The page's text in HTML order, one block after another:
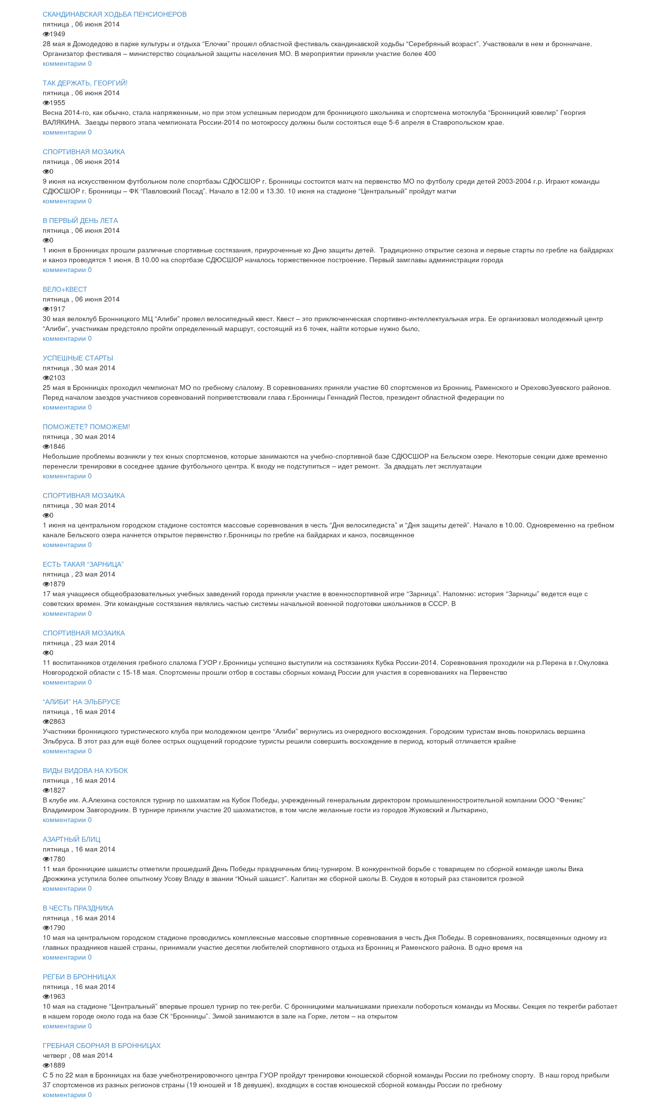
СКАНДИНАВСКАЯ ХОДЬБА ПЕНСИОНЕРОВ
пятница , 06 июня 2014
1949
28 мая в Домодедово в парке культуры и отдыха “Елочки” прошел областной фестиваль скандинавской ходьбы “Серебряный возраст”. Участвовали в нем и бронничане.
Организатор фестиваля – министерство социальной защиты населения МО. В мероприятии приняли участие более 400
комментарии 0
ТАК ДЕРЖАТЬ, ГЕОРГИЙ!
пятница , 06 июня 2014
1955
Весна 2014-го, как обычно, стала напряженным, но при этом успешным периодом для бронницкого школьника и спортсмена мотоклуба “Бронницкий ювелир” Георгия
ВАЛЯКИНА. Заезды первого этапа чемпионата России-2014 по мотокроссу должны были состояться еще 5-6 апреля в Ставропольском крае.
комментарии 0
СПОРТИВНАЯ МОЗАИКА
пятница , 06 июня 2014
0
9 июня на искусственном футбольном поле спортбазы СДЮСШОР г. Бронницы состоится матч на первенство МО по футболу среди детей 2003-2004 г.р. Играют команды
СДЮСШОР г. Бронницы – ФК “Павловский Посад”. Начало в 12.00 и 13.30. 10 июня на стадионе “Центральный” пройдут матчи
комментарии 0
В ПЕРВЫЙ ДЕНЬ ЛЕТА
пятница , 06 июня 2014
0
1 июня в Бронницах прошли различные спортивные состязания, приуроченные ко Дню защиты детей. Традиционно открытие сезона и первые старты по гребле на байдарках
и каноэ проводятся 1 июня. В 10.00 на спортбазе СДЮСШОР началось торжественное построение. Первый замглавы администрации города
комментарии 0
ВЕЛО+КВЕСТ
пятница , 06 июня 2014
1917
30 мая велоклуб Бронницкого МЦ “Алиби” провел велосипедный квест. Квест – это приключенческая спортивно-интеллектуальная игра. Ее организовал молодежный центр
“Алиби”, участникам предстояло пройти определенный маршрут, состоящий из 6 точек, найти которые нужно было,
комментарии 0
УСПЕШНЫЕ СТАРТЫ
пятница , 30 мая 2014
2103
25 мая в Бронницах проходил чемпионат МО по гребному слалому. В соревнованиях приняли участие 60 спортсменов из Бронниц, Раменского и Орехово­Зуевского районов.
Перед началом заездов участников соревнований поприветствовали глава г.Бронницы Геннадий Пестов, президент областной федерации по
комментарии 0
ПОМОЖЕТЕ? ПОМОЖЕМ!
пятница , 30 мая 2014
1846
Небольшие проблемы возникли у тех юных спортсменов, которые занимаются на учебно-спортивной базе СДЮСШОР на Бельском озере. Некоторые секции даже временно
перенесли тренировки в соседнее здание футбольного центра. К входу не подступиться – идет ремонт. За двадцать лет эксплуатации
комментарии 0
СПОРТИВНАЯ МОЗАИКА
пятница , 30 мая 2014
0
1 июня на центральном городском стадионе состоятся массовые соревнования в честь “Дня велосипедиста” и “Дня защиты детей”. Начало в 10.00. Одновременно на гребном
канале Бельского озера начнется открытое первенство г.Бронницы по гребле на байдарках и каноэ, посвященное
комментарии 0
ЕСТЬ ТАКАЯ “ЗАРНИЦА”
пятница , 23 мая 2014
1879
17 мая учащиеся общеобразовательных учебных заведений города приняли участие в военно­спортивной игре “Зарница”. Напомню: история “Зарницы” ведется еще с
советских времен. Эти командные состязания являлись частью системы начальной военной подготовки школьников в СССР. В
комментарии 0
СПОРТИВНАЯ МОЗАИКА
пятница , 23 мая 2014
0
11 воспитанников отделения гребного слалома ГУОР г.Бронницы успешно выступили на состязаниях Кубка России-2014. Соревнования проходили на р.Перена в г.Окуловка
Новгородской области с 15-18 мая. Спортсмены прошли отбор в составы сборных команд России для участия в соревнованиях на Первенство
комментарии 0
“АЛИБИ” НА ЭЛЬБРУСЕ
пятница , 16 мая 2014
2863
Участники бронницкого туристического клуба при молодежном центре “Алиби” вернулись из очередного восхождения. Городским туристам вновь покорилась вершина
Эльбруса. В этот раз для ещё более острых ощущений городские туристы решили совершить восхождение в период, который отличается крайне
комментарии 0
ВИДЫ ВИДОВА НА КУБОК
пятница , 16 мая 2014
1827
В клубе им. А.Алехина состоялся турнир по шахматам на Кубок Победы, учрежденный генеральным директором промышленно­строительной компании ООО “Феникс”
Владимиром Завгородним. В турнире приняли участие 20 шахматистов, в том числе желанные гости из городов Жуковский и Лыткарино,
комментарии 0
АЗАРТНЫЙ БЛИЦ
пятница , 16 мая 2014
1780
11 мая бронницкие шашисты отметили прошедший День Победы праздничным блиц-турниром. В конкурентной борьбе с товарищем по сборной команде школы Вика
Дрожжина уступила более опытному Усову Владу в звании “Юный шашист”. Капитан же сборной школы В. Скудов в который раз становится грозной
комментарии 0
В ЧЕСТЬ ПРАЗДНИКА
пятница , 16 мая 2014
1790
10 мая на центральном городском стадионе проводились комплексные массовые спортивные соревнования в честь Дня Победы. В соревнованиях, посвященных одному из
главных праздников нашей страны, принимали участие десятки любителей спортивного отдыха из Бронниц и Раменского района. В одно время на
комментарии 0
РЕГБИ В БРОННИЦАХ
пятница , 16 мая 2014
1963
10 мая на стадионе “Центральный” впервые прошел турнир по тек-регби. С бронницкими мальчишками приехали побороться команды из Москвы. Секция по тек­регби работает
в нашем городе около года на базе СК “Бронницы”. Зимой занимаются в зале на Горке, летом – на открытом
комментарии 0
ГРЕБНАЯ СБОРНАЯ В БРОННИЦАХ
четверг , 08 мая 2014
1889
С 5 по 22 мая в Бронницах на базе учебно­тренировочного центра ГУОР пройдут тренировки юношеской сборной команды России по гребному спорту. В наш город прибыли
37 спортсменов из разных регионов страны (19 юношей и 18 девушек), входящих в состав юношеской сборной команды России по гребному
комментарии 0